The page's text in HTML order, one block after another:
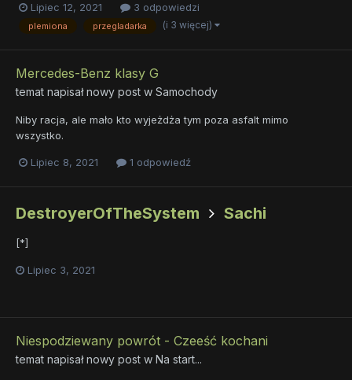
Lipiec 12, 2021 3 odpowiedzi
plemiona przegladarka (i 3 więcej)
Mercedes-Benz klasy G
temat napisał nowy post w Samochody
Niby racja, ale mało kto wyjeżdża tym poza asfalt mimo
wszystko.
Lipiec 8, 2021 1 odpowiedź
DestroyerOfTheSystem Sachi
[*]
Lipiec 3, 2021
Niespodziewany powrót - Czeeść kochani
temat napisał nowy post w Na start...